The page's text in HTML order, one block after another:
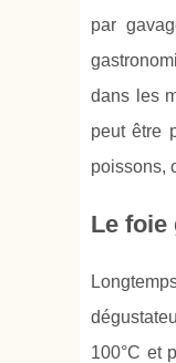
par
dans les
peut être
poissons,
Le foie
100°C et